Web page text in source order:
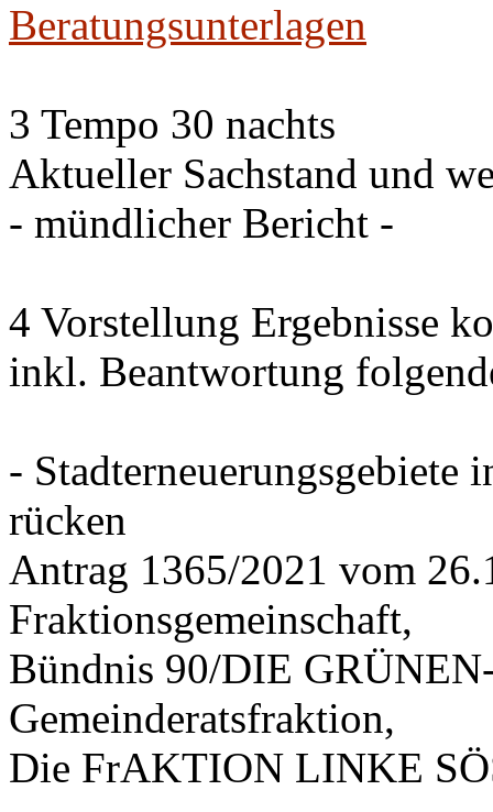
Beratungsunterlagen
3 Tempo 30 nachts
Aktueller Sachstand und
- mündlicher Bericht -
4 Vorstellung Ergebnisse
inkl. Beantwortung
- Stadterneuerungsgebiete
rücken
Antrag 1365/2021 vom
Fraktionsgemeinschaft,
Bündnis 90/DIE
Gemeinderatsfraktion,
Die FrAKTION LINKE